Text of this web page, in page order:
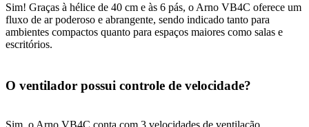
Sim! Graças à hélice de 40 cm e às 6 pás, o Arno VB4C oferece um
fluxo de ar poderoso e abrangente, sendo indicado tanto para
ambientes compactos quanto para espaços maiores como salas e
escritórios.
O ventilador possui controle de velocidade?
Sim, o Arno VB4C conta com 3 velocidades de ventilação,